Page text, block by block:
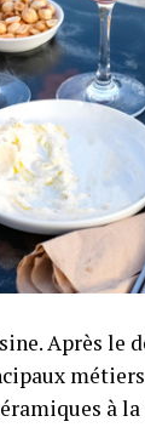
Après le
métiers
à